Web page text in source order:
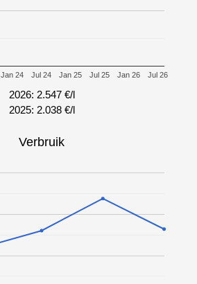
Jan 24 Jan 25 Jan 26
Jul 24 Jul 25 Jul 26
2026: 2.547 €/l
2025: 2.038 €/l
Verbruik